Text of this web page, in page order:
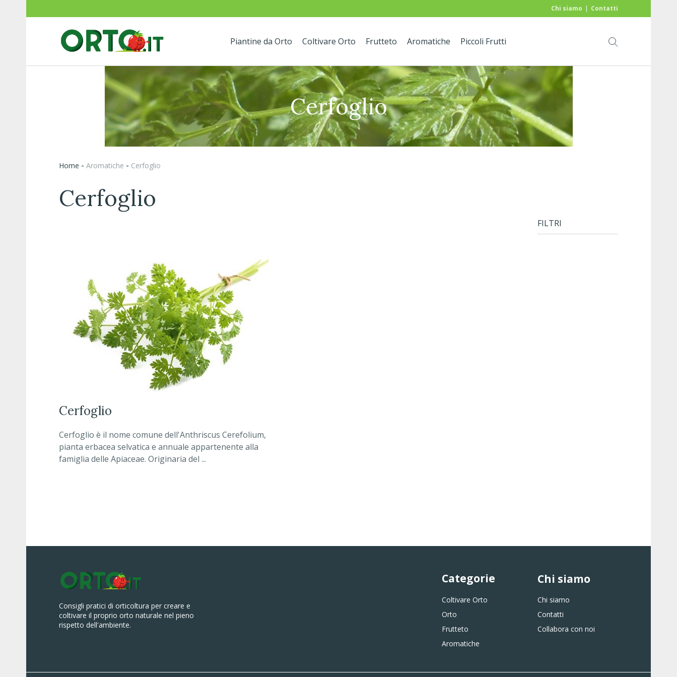
Chi siamo Contatti
Piantine da Orto Coltivare Orto Frutteto Aromatiche Piccoli Frutti
Cerfoglio
Home - aromatiche - Cerfoglio
Cerfoglio
cerfoglio
Cerfoglio è il nome comune dell'Anthriscus Cerefolium,
pianta erbacea selvatica e annuale appartenente alla
famiglia delle Apiaceae. Originaria del ...
FILTRI
Consigli pratici di orticoltura per creare e
coltivare il proprio orto naturale nel pieno
rispetto dell'ambiente.
Categorie
Coltivare Orto
Orto
Frutteto
Aromatiche
Chi siamo
Chi siamo
Contatti
Collabora con noi